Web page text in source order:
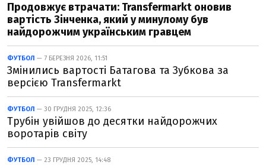
Продовжує втрачати: Transfermarkt оновив
вартість Зінченка, який у минулому був
найдорожчим українським гравцем
ФУТБОЛ — 7 БЕРЕЗНЯ 2026, 11:51
Змінились вартості Батагова та Зубкова за
версією Transfermarkt
ФУТБОЛ — 30 ГРУДНЯ 2025, 12:36
Трубін увійшов до десятки найдорожчих
воротарів світу
ФУТБОЛ — 23 ГРУДНЯ 2025, 14:48